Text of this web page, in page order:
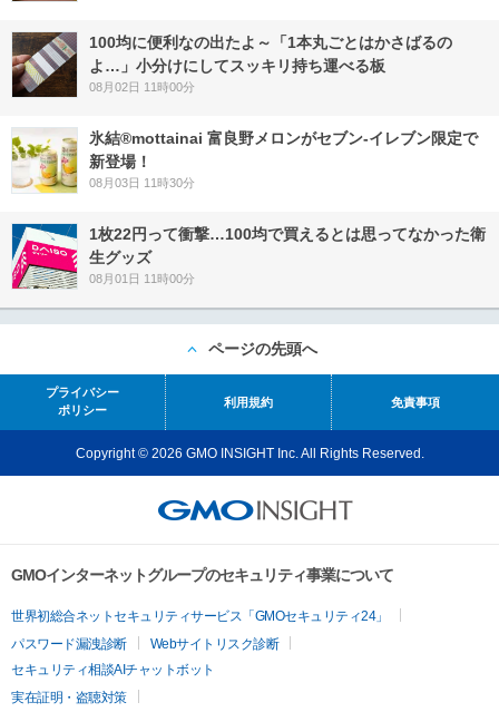
100均に便利なの出たよ～「1本丸ごとはかさばるの
よ…」小分けにしてスッキリ持ち運べる板
08月02日 11時00分
氷結®mottainai 富良野メロンがセブン‐イレブン限定で
新登場！
08月03日 11時30分
1枚22円って衝撃…100均で買えるとは思ってなかった衛
生グッズ
08月01日 11時00分
ページの先頭へ
プライバシー
ポリシー
利用規約 免責事項
Copyright © 2026 GMO INSIGHT Inc. All Rights Reserved.
GMOインターネットグループのセキュリティ事業について
世界初総合ネットセキュリティサービス「GMOセキュリティ24」
パスワード漏洩診断
Webサイトリスク診断
セキュリティ相談AIチャットボット
実在証明・盗聴対策